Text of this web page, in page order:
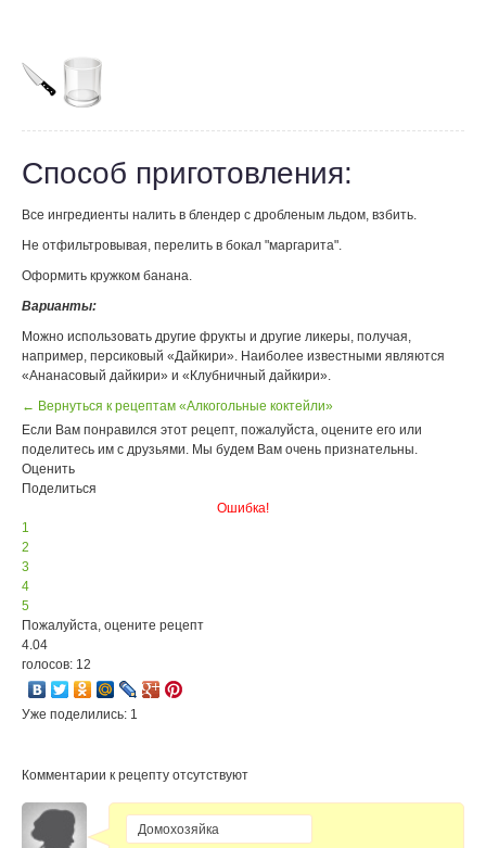
Способ приготовления:
Все ингредиенты налить в блендер с дробленым льдом, взбить.
Не отфильтровывая, перелить в бокал "маргарита".
Оформить кружком банана.
Варианты:
Можно использовать другие фрукты и другие ликеры, получая,
например, персиковый «Дайкири». Наиболее известными являются
«Ананасовый дайкири» и «Клубничный дайкири».
← Вернуться к рецептам «Алкогольные коктейли»
Если Вам понравился этот рецепт, пожалуйста, оцените его или
поделитесь им с друзьями. Мы будем Вам очень признательны.
Оценить
Поделиться
Ошибка!
1
2
3
4
5
Пожалуйста, оцените рецепт
4.04
голосов: 12
Уже поделились: 1
Комментарии к рецепту отсутствуют